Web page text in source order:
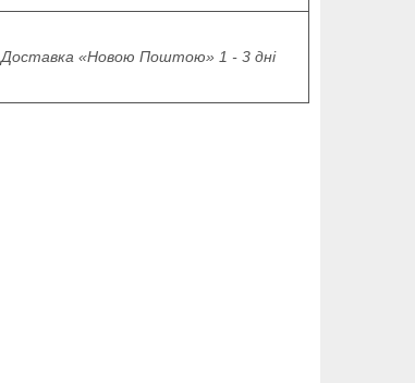
Доставка «Новою Поштою» 1 - 3 дні